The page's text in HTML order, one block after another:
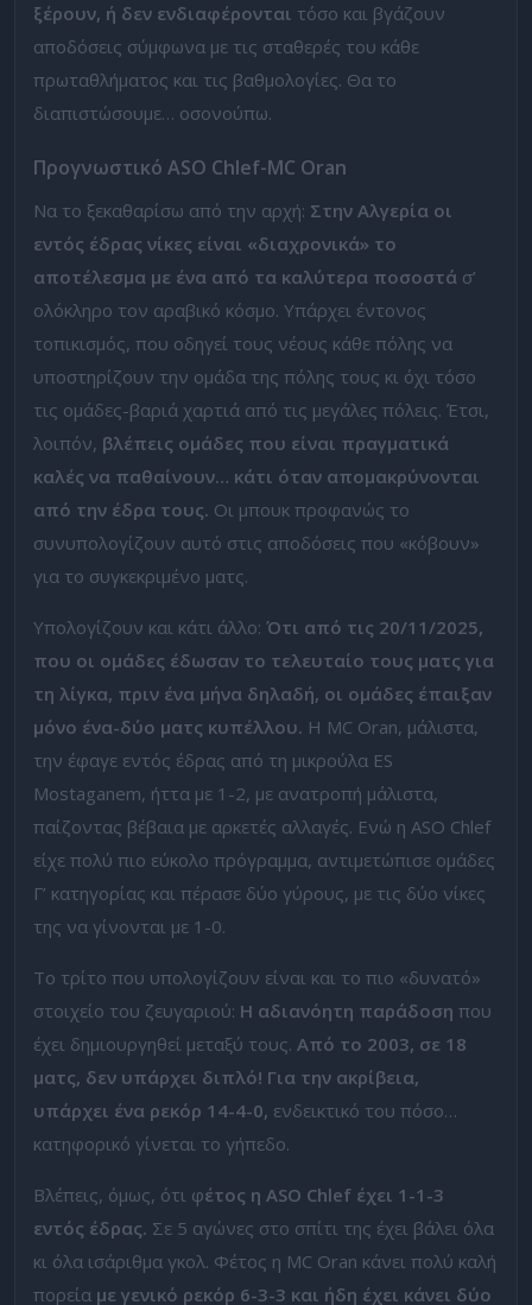
ξέρουν, ή δεν ενδιαφέρονται τόσο και βγάζουν
αποδόσεις σύμφωνα με τις σταθερές του κάθε
πρωταθλήματος και τις βαθμολογίες. Θα το
διαπιστώσουμε… οσονούπω.
Προγνωστικό ASO Chlef-MC Oran
Να το ξεκαθαρίσω από την αρχή: Στην Αλγερία οι
εντός έδρας νίκες είναι «διαχρονικά» το
αποτέλεσμα με ένα από τα καλύτερα ποσοστά σ’
ολόκληρο τον αραβικό κόσμο. Υπάρχει έντονος
τοπικισμός, που οδηγεί τους νέους κάθε πόλης να
υποστηρίζουν την ομάδα της πόλης τους κι όχι τόσο
τις ομάδες-βαριά χαρτιά από τις μεγάλες πόλεις. Έτσι,
λοιπόν, βλέπεις ομάδες που είναι πραγματικά
καλές να παθαίνουν… κάτι όταν απομακρύνονται
από την έδρα τους. Οι μπουκ προφανώς το
συνυπολογίζουν αυτό στις αποδόσεις που «κόβουν»
για το συγκεκριμένο ματς.
Υπολογίζουν και κάτι άλλο: Ότι από τις 20/11/2025,
που οι ομάδες έδωσαν το τελευταίο τους ματς για
τη λίγκα, πριν ένα μήνα δηλαδή, οι ομάδες έπαιξαν
μόνο ένα-δύο ματς κυπέλλου. Η MC Oran, μάλιστα,
την έφαγε εντός έδρας από τη μικρούλα ES
Mostaganem, ήττα με 1-2, με ανατροπή μάλιστα,
παίζοντας βέβαια με αρκετές αλλαγές. Ενώ η ASO Chlef
είχε πολύ πιο εύκολο πρόγραμμα, αντιμετώπισε ομάδες
Γ’ κατηγορίας και πέρασε δύο γύρους, με τις δύο νίκες
της να γίνονται με 1-0.
Το τρίτο που υπολογίζουν είναι και το πιο «δυνατό»
στοιχείο του ζευγαριού: Η αδιανόητη παράδοση που
έχει δημιουργηθεί μεταξύ τους. Από το 2003, σε 18
ματς, δεν υπάρχει διπλό! Για την ακρίβεια,
υπάρχει ένα ρεκόρ 14-4-0, ενδεικτικό του πόσο…
κατηφορικό γίνεται το γήπεδο.
Βλέπεις, όμως, ότι φέτος η ASO Chlef έχει 1-1-3
εντός έδρας. Σε 5 αγώνες στο σπίτι της έχει βάλει όλα
κι όλα ισάριθμα γκολ. Φέτος η MC Oran κάνει πολύ καλή
πορεία με γενικό ρεκόρ 6-3-3 και ήδη έχει κάνει δύο